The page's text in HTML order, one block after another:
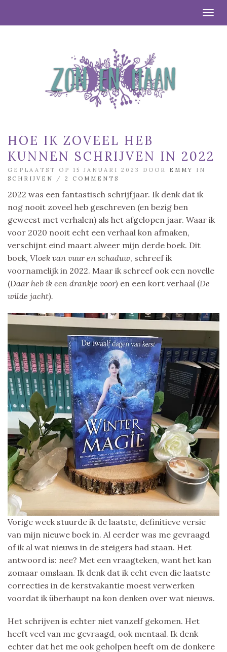
HOE IK ZOVEEL HEB
KUNNEN SCHRIJVEN IN 2022
GEPLAATST OP 15 JANUARI 2023 DOOR EMMY
IN
SCHRIJVEN
/ 2 COMMENTS
2022 was een fantastisch schrijfjaar. Ik denk dat ik
nog nooit zoveel heb geschreven (en bezig ben
geweest met verhalen) als het afgelopen jaar. Waar ik
voor 2020 nooit echt een verhaal kon afmaken,
verschijnt eind maart alweer mijn derde boek. Dit
boek, Vloek van vuur en schaduw, schreef ik
voornamelijk in 2022. Maar ik schreef ook een novelle
(Daar heb ik een drankje voor) en een kort verhaal (De
wilde jacht).
Vorige week stuurde ik de laatste, definitieve versie
van mijn nieuwe boek in. Al eerder was me gevraagd
of ik al wat nieuws in de steigers had staan. Het
antwoord is: nee? Met een vraagteken, want het kan
zomaar omslaan. Ik denk dat ik echt even die laatste
correcties in de kerstvakantie moest verwerken
voordat ik überhaupt na kon denken over wat nieuws.
Het schrijven is echter niet vanzelf gekomen. Het
heeft veel van me gevraagd, ook mentaal. Ik denk
echter dat het me ook geholpen heeft om de donkere